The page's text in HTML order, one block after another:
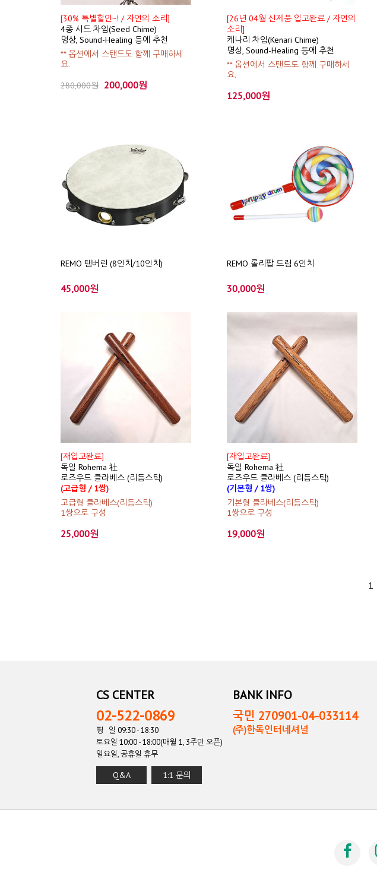
[30% 특별할인~! / 자연의 소리]
4종 시드 차임(Seed Chime)
명상, Sound-Healing 등에 추천
** 옵션에서 스탠드도 함께 구매하세
요.
280,000원 200,000원
[26년 04월 신제품 입고완료 / 자연의
소리]
케나리 차임(Kenari Chime)
명상, Sound-Healing 등에 추천
** 옵션에서 스탠드도 함께 구매하세
요.
125,000원
REMO 탬버린 (8인치/10인치)
45,000원
REMO 롤리팝 드럼 6인치
30,000원
[재입고완료]
독일 Rohema 社
로즈우드 클라베스 (리듬스틱)
(고급형 / 1쌍)
고급형 클라베스(리듬스틱)
1쌍으로 구성
25,000원
[재입고완료]
독일 Rohema 社
로즈우드 클라베스 (리듬스틱)
(기본형 / 1쌍)
기본형 클라베스(리듬스틱)
1쌍으로 구성
19,000원
1
CS CENTER
02-522-0869
평 일 09:30 - 18:30
토요일 10:00 - 18:00(매월 1, 3주만 오픈)
일요일, 공휴일 휴무
Q&A 1:1 문의
BANK INFO
국민 270901-04-033114
(주)한독인터네셔널